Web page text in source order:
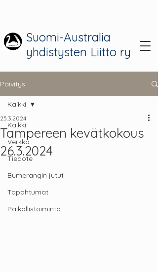
Suomi-Australia
yhdistysten Liitto ry
Päivitys
Kaikki
Verkko
Tiedote
Bumerangin jutut
Tapahtumat
Paikallistoiminta
Kaikki
Tampereen kevätkokous
26.3.2024
25.3.2024